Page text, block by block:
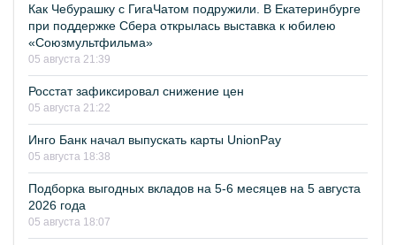
Как Чебурашку с ГигаЧатом подружили. В Екатеринбурге
при поддержке Сбера открылась выставка к юбилею
«Союзмультфильма»
05 августа 21:39
Росстат зафиксировал снижение цен
05 августа 21:22
Инго Банк начал выпускать карты UnionPay
05 августа 18:38
Подборка выгодных вкладов на 5-6 месяцев на 5 августа
2026 года
05 августа 18:07